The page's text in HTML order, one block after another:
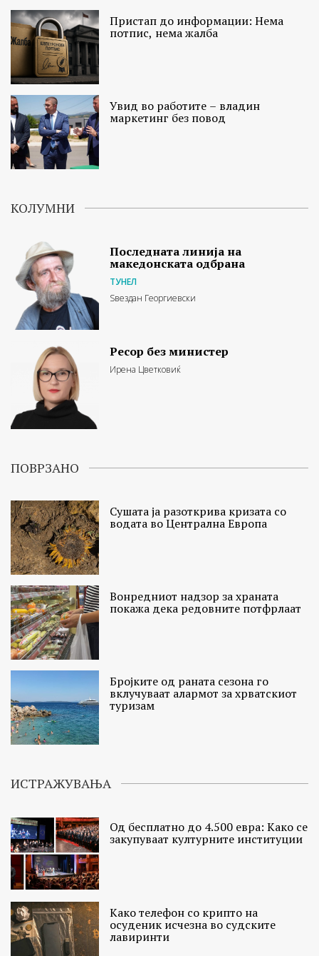
Пристап до информации: Нема
потпис, нема жалба
Увид во работите – владин
маркетинг без повод
КОЛУМНИ
Последната линија на
македонската одбрана
ТУНЕЛ
Ѕвездан Георгиевски
Ресор без министер
Ирена Цветковиќ
ПОВРЗАНО
Сушата ја разоткрива кризата со
водата во Централна Европа
Вонредниот надзор за храната
покажа дека редовните потфрлаат
Бројките од раната сезона го
вклучуваат алармот за хрватскиот
туризам
ИСТРАЖУВАЊА
Од бесплатно до 4.500 евра: Како се
закупуваат културните институции
Како телефон со крипто на
осуденик исчезна во судските
лавиринти